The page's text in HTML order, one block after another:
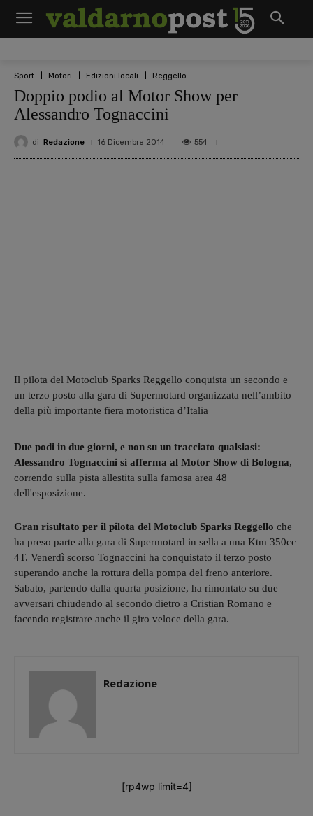
Sport Motori Edizioni locali Reggello
Doppio podio al Motor Show per
Alessandro Tognaccini
di Redazione 16 Dicembre 2014 554
Il pilota del Motoclub Sparks Reggello conquista un secondo e
un terzo posto alla gara di Supermotard organizzata nell’ambito
della più importante fiera motoristica d’Italia
Due podi in due giorni, e non su un tracciato qualsiasi:
Alessandro Tognaccini si afferma al Motor Show di Bologna,
correndo sulla pista allestita sulla famosa area 48
dell'esposizione.
Gran risultato per il pilota del Motoclub Sparks Reggello che
ha preso parte alla gara di Supermotard in sella a una Ktm 350cc
4T. Venerdì scorso Tognaccini ha conquistato il terzo posto
superando anche la rottura della pompa del freno anteriore.
Sabato, partendo dalla quarta posizione, ha rimontato su due
avversari chiudendo al secondo dietro a Cristian Romano e
facendo registrare anche il giro veloce della gara.
Redazione
[rp4wp limit=4]